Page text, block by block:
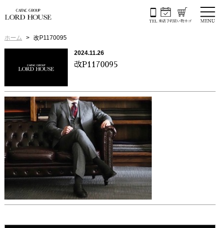
ホーム 改P1170095
2024.11.26
改P1170095